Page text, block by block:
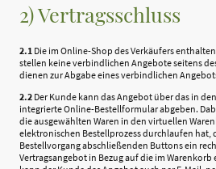
2) Vertragsschluss
2.1 Die im Online-Shop des Verkäufers
stellen keine verbindlichen Angebote seitens
dienen zur Abgabe eines verbindlichen
2.2 Der Kunde kann das Angebot über das in
integrierte Online-Bestellformular abgeben.
die ausgewählten Waren in den virtuellen
elektronischen Bestellprozess durchlaufen hat,
Bestellvorgang abschließenden Buttons ein
Vertragsangebot in Bezug auf die im